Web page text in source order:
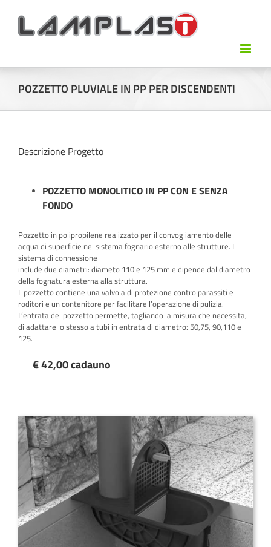
POZZETTO PLUVIALE IN PP PER DISCENDENTI
Descrizione Progetto
POZZETTO MONOLITICO IN PP CON E SENZA
FONDO
Pozzetto in polipropilene realizzato per il convogliamento delle
acqua di superficie nel sistema fognario esterno alle strutture. Il
sistema di connessione
include due diametri: diameto 110 e 125 mm e dipende dal diametro
della fognatura esterna alla struttura.
Il pozzetto contiene una valvola di protezione contro parassiti e
roditori e un contenitore per facilitare l’operazione di pulizia.
L’entrata del pozzetto permette, tagliando la misura che necessita,
di adattare lo stesso a tubi in entrata di diametro: 50,75, 90,110 e
125.
€ 42,00 cadauno